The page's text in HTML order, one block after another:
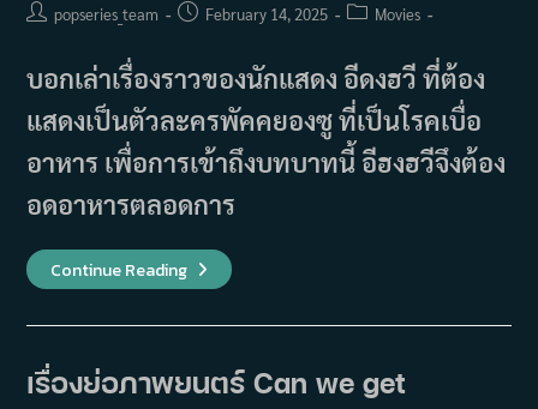
Postpopseries_team
PostFebruary 14, 2025
PostMovies
บอกเล่าเรื่องราวของนักแสดง อีดงฮวี ที่ต้อง
แสดงเป็นตัวละครพัคคยองซู ที่เป็นโรคเบื่อ
อาหาร เพื่อการเข้าถึงบทบาทนี้ อีฮงฮวีจึงต้อง
อดอาหารตลอดการ
Continue Readingเรื่อง
ย่อ
เรื่องย่อภาพยนตร์ Can we get